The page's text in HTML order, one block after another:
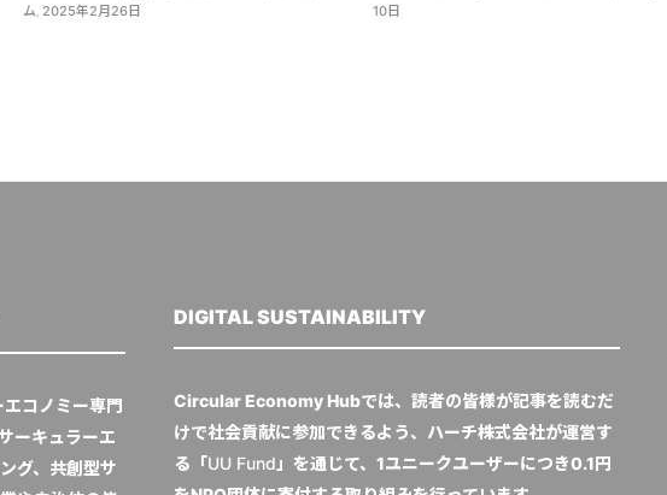
ム, 2025年2月26日
10日
コノミー専門
ーキュラーエ
グ、共創型サ
DIGITAL SUSTAINABILITY
Circular Economy Hubでは、読者の皆様が記事を読むだ
けで社会貢献に参加できるよう、ハーチ株式会社が運営す
る「UU Fund 」を通じて、1ユニークユーザーにつき0.1円